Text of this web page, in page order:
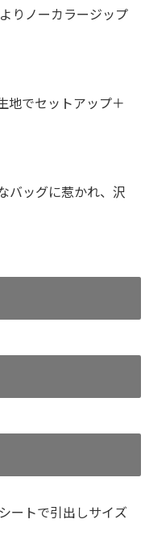
ノーカラージップ
地でセットアップ＋
バッグに惹かれ、沢
ートで引出しサイズ